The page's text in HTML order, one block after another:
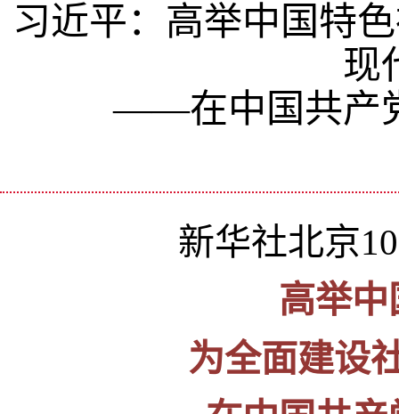
习近平：高举中国特
现
——在中国共产
新华社北京10
高举
为全面建设